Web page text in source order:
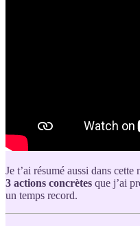
Je t’ai résumé aussi dans
3 actions concrètes que j’ai
un temps record.